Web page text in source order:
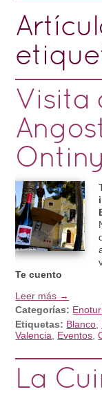
Visita
Te cuento
Leer más →
Categorías:
Etiquetas: Blanco
Valencia
Eventos ,
La